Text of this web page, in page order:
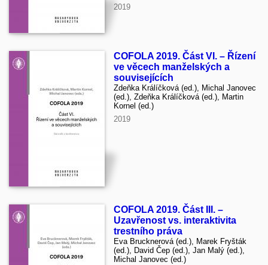
2019
COFOLA 2019. Část VI. – Řízení
ve věcech manželských a
souvisejících
Zdeňka Králíčková (ed.), Michal Janovec
(ed.), Zdeňka Králíčková (ed.), Martin
Kornel (ed.)
2019
COFOLA 2019. Část III. –
Uzavřenost vs. interaktivita
trestního práva
Eva Brucknerová (ed.), Marek Fryšták
(ed.), David Čep (ed.), Jan Malý (ed.),
Michal Janovec (ed.)